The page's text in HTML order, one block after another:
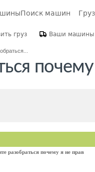
Поиск машин
груз Ваши машины
разобраться почему я не прав